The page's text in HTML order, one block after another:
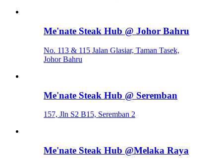
Me'nate Steak Hub @ Johor Bahru
No. 113 & 115 Jalan Glasiar, Taman Tasek,
Johor Bahru
Me'nate Steak Hub @ Seremban
157, Jln S2 B15, Seremban 2
Me'nate Steak Hub @Melaka Raya